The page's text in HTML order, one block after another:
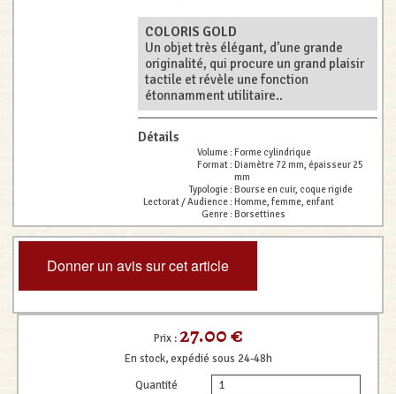
COLORIS GOLD
Un objet très élégant, d’une grande
originalité, qui procure un grand plaisir
tactile et révèle une fonction
étonnamment utilitaire..
Détails
Volume : Forme cylindrique
Format : Diamètre 72 mm, épaisseur 25
mm
Typologie : Bourse en cuir, coque rigide
Lectorat / Audience : Homme, femme, enfant
Genre : Borsettines
Donner un avis sur cet article
Prix :27.00 €
En stock, expédié sous 24-48h
Quantité